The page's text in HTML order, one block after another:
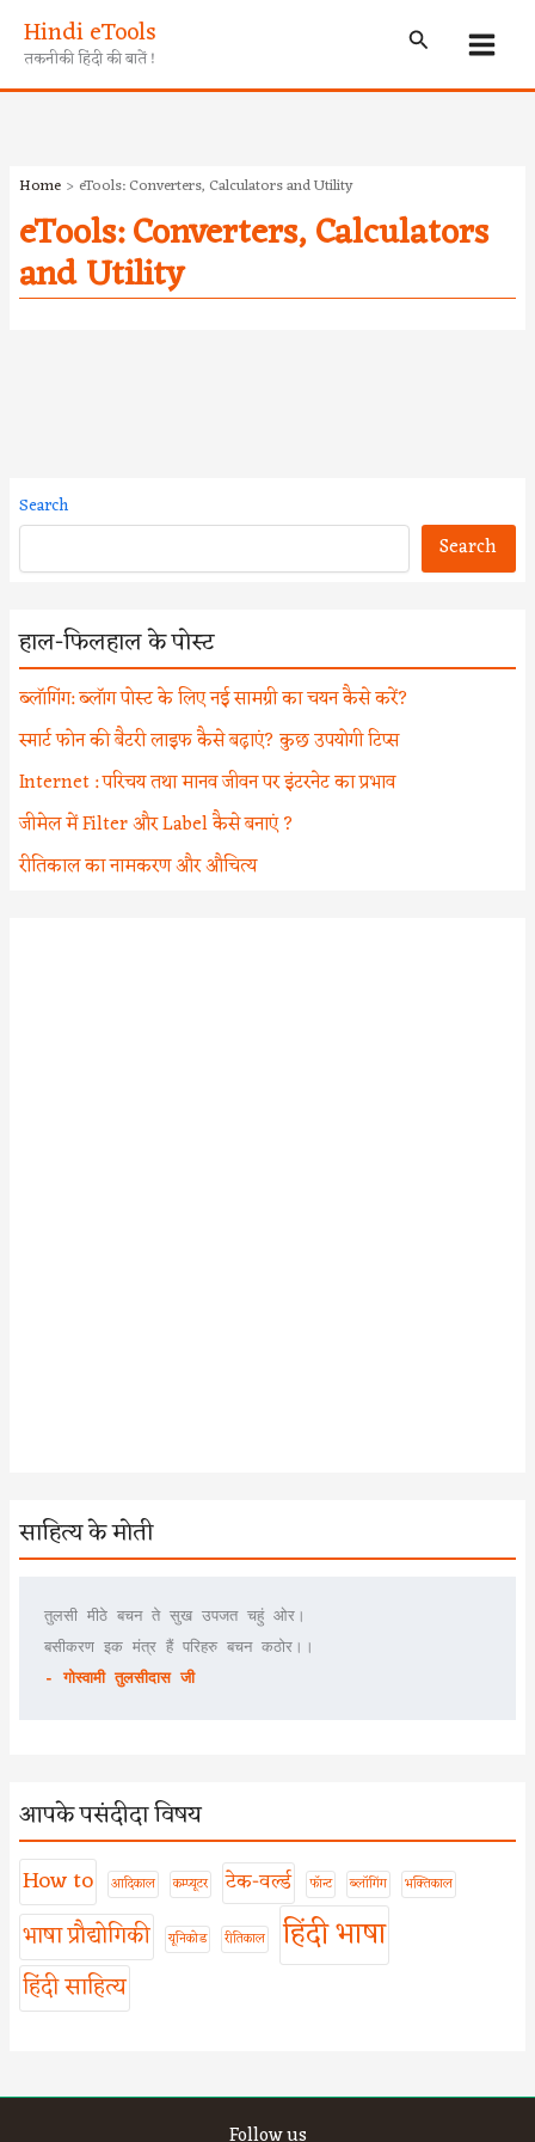
content
Hindi eTools
तकनीकी हिंदी की बातें ! Search
Home eTools: Converters, Calculators and Utility
eTools: Converters, Calculators
and Utility
Search
Search
हाल-फिलहाल के पोस्ट
ब्लॉगिंग: ब्लॉग पोस्ट के लिए नई सामग्री का चयन कैसे करें?
स्मार्ट फोन की बैटरी लाइफ कैसे बढ़ाएं? कुछ उपयोगी टिप्स
Internet : परिचय तथा मानव जीवन पर इंटरनेट का प्रभाव
जीमेल में Filter और Label कैसे बनाएं ?
रीतिकाल का नामकरण और औचित्य
साहित्य के मोती
तुलसी मीठे बचन ते सुख उपजत चहुं ओर।
बसीकरण इक मंत्र हैं परिहरु बचन कठोर।।
- गोस्वामी तुलसीदास जी
आपके पसंदीदा विषय
How to आदिकाल कम्प्यूटर टेक-वर्ल्ड फॉन्ट ब्लॉगिंग भक्तिकाल
भाषा प्रौद्योगिकी यूनिकोड रीतिकाल हिंदी भाषा
हिंदी साहित्य